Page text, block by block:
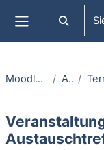
Website-
Moodle.NRW informiert Aktuelles